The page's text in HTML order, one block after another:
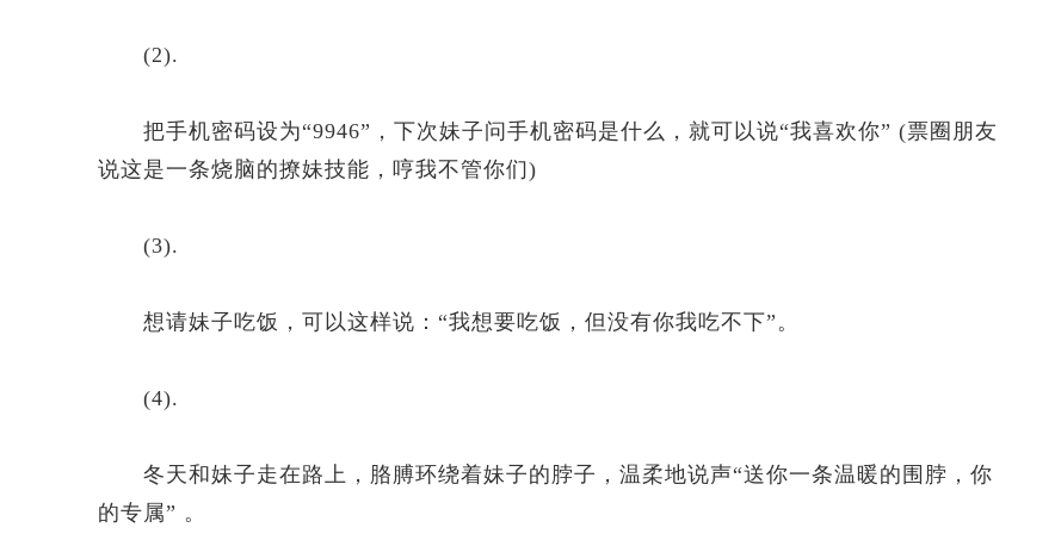
(2).
把手机密码设为“9946”，下次妹子问手机密码是什么，就可以说“我喜欢你” (票圈朋友
说这是一条烧脑的撩妹技能，哼我不管你们)
(3).
想请妹子吃饭，可以这样说：“我想要吃饭，但没有你我吃不下”。
(4).
冬天和妹子走在路上，胳膊环绕着妹子的脖子，温柔地说声“送你一条温暖的围脖，你
的专属” 。